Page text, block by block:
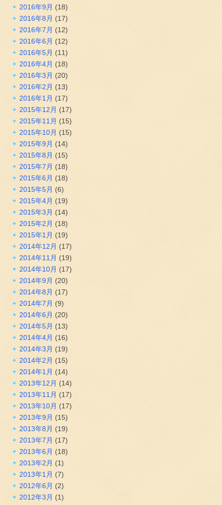
2016年9月 (18)
2016年8月 (17)
2016年7月 (12)
2016年6月 (12)
2016年5月 (11)
2016年4月 (18)
2016年3月 (20)
2016年2月 (13)
2016年1月 (17)
2015年12月 (17)
2015年11月 (15)
2015年10月 (15)
2015年9月 (14)
2015年8月 (15)
2015年7月 (18)
2015年6月 (18)
2015年5月 (6)
2015年4月 (19)
2015年3月 (14)
2015年2月 (18)
2015年1月 (19)
2014年12月 (17)
2014年11月 (19)
2014年10月 (17)
2014年9月 (20)
2014年8月 (17)
2014年7月 (9)
2014年6月 (20)
2014年5月 (13)
2014年4月 (16)
2014年3月 (19)
2014年2月 (15)
2014年1月 (14)
2013年12月 (14)
2013年11月 (17)
2013年10月 (17)
2013年9月 (15)
2013年8月 (19)
2013年7月 (17)
2013年6月 (18)
2013年2月 (1)
2013年1月 (7)
2012年6月 (2)
2012年3月 (1)